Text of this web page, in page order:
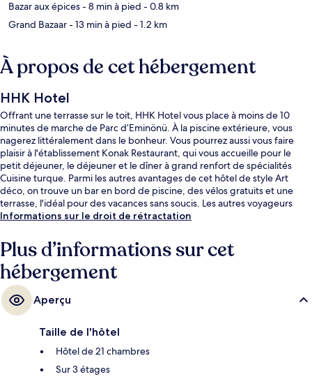
Bazar aux épices- 8 min à pied - 0.8 km
Grand Bazaar- 13 min à pied - 1.2 km
À propos de cet hébergement
HHK Hotel
Offrant une terrasse sur le toit, HHK Hotel vous place à moins de 10
minutes de marche de Parc d’Eminönü. À la piscine extérieure, vous
nagerez littéralement dans le bonheur. Vous pourrez aussi vous faire
plaisir à l'établissement Konak Restaurant, qui vous accueille pour le
petit déjeuner, le déjeuner et le dîner à grand renfort de spécialités
Cuisine turque. Parmi les autres avantages de cet hôtel de style Art
déco, on trouve un bar en bord de piscine, des vélos gratuits et une
terrasse, l'idéal pour des vacances sans soucis. Les autres voyageurs
adorent le personnel attentionné. Les transports publics sont tout
Informations sur le droit de rétractation
Plus d’informations sur cet
hébergement
Aperçu
Taille de l'hôtel
Hôtel de 21 chambres
Sur 3 étages